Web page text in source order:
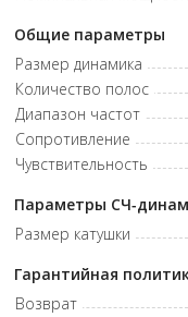
Общие параметры
Размер динамика
Количество полос
Диапазон частот
Сопротивление
Чувствительность
Параметры СЧ-
Размер катушки
Гарантийная
Возврат